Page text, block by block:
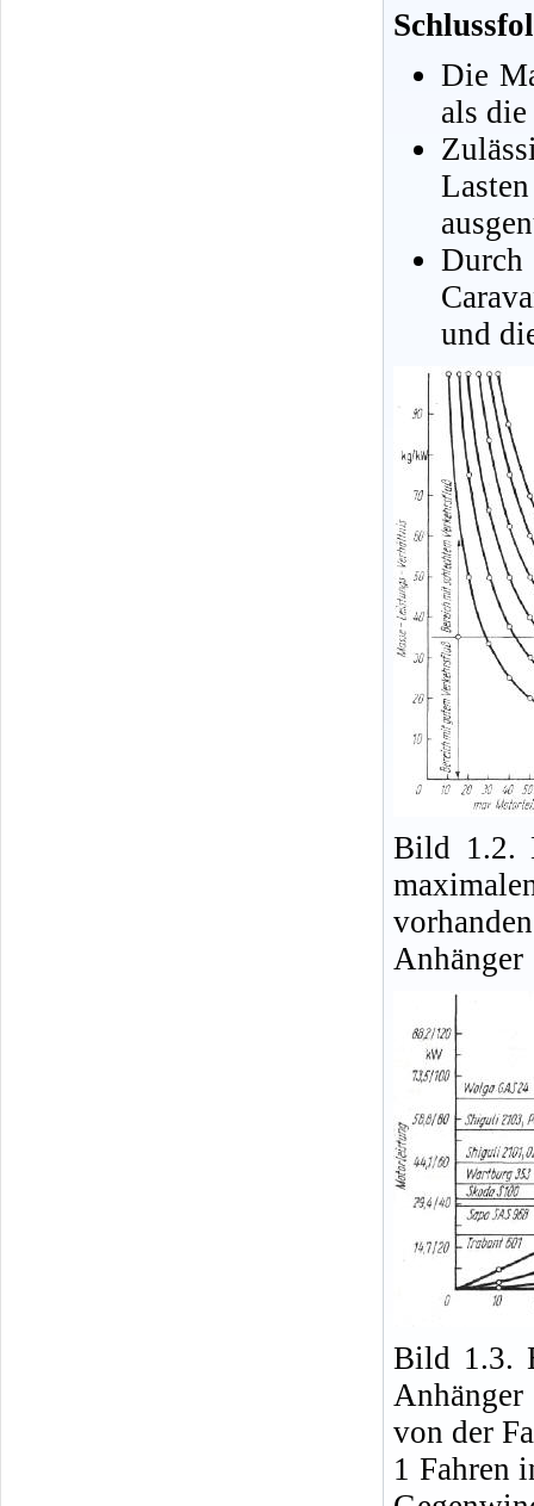
Die
als
und
Bild 1.2.
Anhänger
Bild 1.3.
von der
1 Fahren